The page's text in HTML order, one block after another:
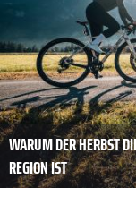
WARUM DER HERBST
REGION IST